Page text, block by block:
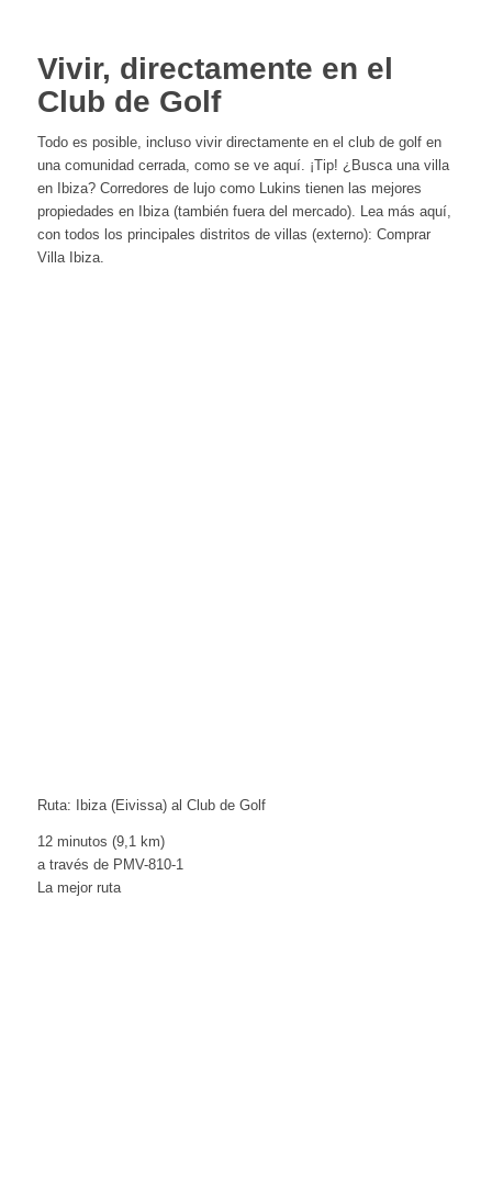
Vivir, directamente en el
Club de Golf
Todo es posible, incluso vivir directamente en el club de golf en
una comunidad cerrada, como se ve aquí. ¡Tip! ¿Busca una villa
en Ibiza? Corredores de lujo como Lukins tienen las mejores
propiedades en Ibiza (también fuera del mercado). Lea más aquí,
con todos los principales distritos de villas (externo): Comprar
Villa Ibiza.
Ruta: Ibiza (Eivissa) al Club de Golf
12 minutos (9,1 km)
a través de PMV-810-1
La mejor ruta